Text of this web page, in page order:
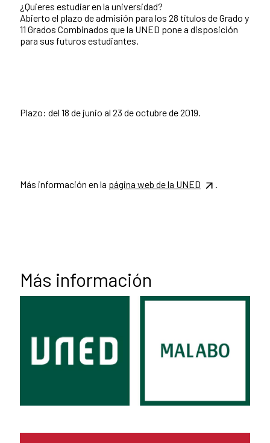
¿Quieres estudiar en la universidad?
Abierto el plazo de admisión para los 28 títulos de Grado y
11 Grados Combinados que la UNED pone a disposición
para sus futuros estudiantes.
Plazo: del 18 de junio al 23 de octubre de 2019.
Más información en la página web de la UNED .
Más información